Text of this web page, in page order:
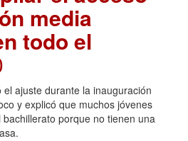
media
todo el
ajuste durante la inauguración
y explicó que muchos jóvenes
porque no tienen una